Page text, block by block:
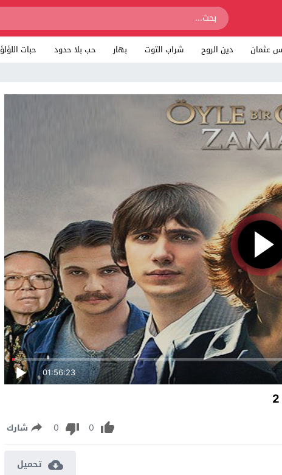
عثمان دين الروح شراب التوت بهار حب بلا حدود حبات اللؤلؤ
01:56:23
0
0 شارك
تحميل